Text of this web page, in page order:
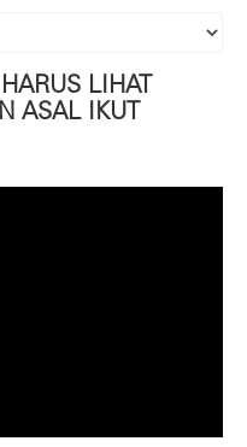
LIHAT
ASAL IKUT